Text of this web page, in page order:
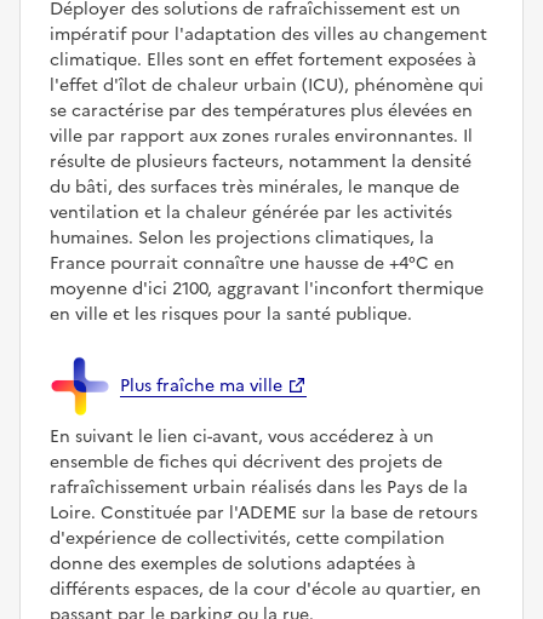
Déployer des solutions de rafraîchissement est un
impératif pour l'adaptation des villes au changement
climatique. Elles sont en effet fortement exposées à
l'effet d'îlot de chaleur urbain (ICU), phénomène qui
se caractérise par des températures plus élevées en
ville par rapport aux zones rurales environnantes. Il
résulte de plusieurs facteurs, notamment la densité
du bâti, des surfaces très minérales, le manque de
ventilation et la chaleur générée par les activités
humaines. Selon les projections climatiques, la
France pourrait connaître une hausse de +4°C en
moyenne d'ici 2100, aggravant l'inconfort thermique
en ville et les risques pour la santé publique.
Plus fraîche ma ville
En suivant le lien ci-avant, vous accéderez à un
ensemble de fiches qui décrivent des projets de
rafraîchissement urbain réalisés dans les Pays de la
Loire. Constituée par l'ADEME sur la base de retours
d'expérience de collectivités, cette compilation
donne des exemples de solutions adaptées à
différents espaces, de la cour d'école au quartier, en